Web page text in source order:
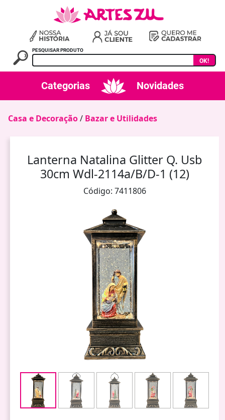
PESQUISAR PRODUTO
OK!
Categorias Novidades
Casa e Decoração/ Bazar e Utilidades
Lanterna Natalina Glitter Q. Usb
30cm Wdl-2114a/B/D-1 (12)
Código: 7411806